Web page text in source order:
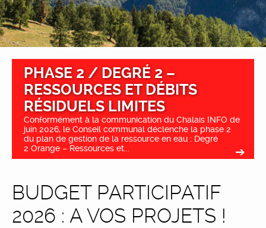
PHASE 2 / DEGRÉ 2 –
RESSOURCES ET DÉBITS
RÉSIDUELS LIMITES
Conformément à la communication du Chalais INFO de
juin 2026, le Conseil communal déclenche la phase 2
du plan de gestion de la ressource en eau : Degré
2 Orange – Ressources et...
BUDGET PARTICIPATIF
2026 : A VOS PROJETS !